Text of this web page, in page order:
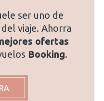
ser uno de
viaje. Ahorra
ofertas
Booking.